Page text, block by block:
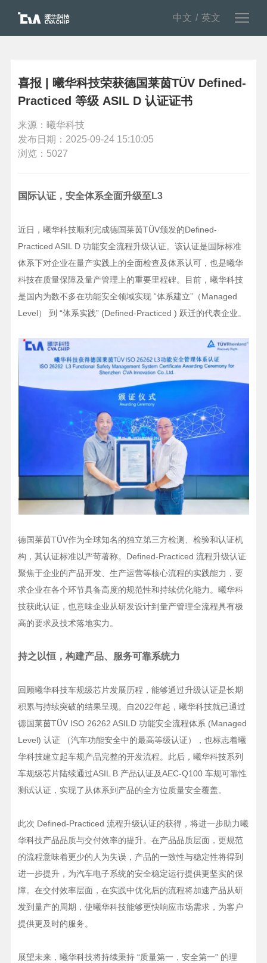
中文 英文
喜报 | 曦华科技荣获德国莱茵TÜV Defined-
Practiced 等级 ASIL D 认证证书
来源：曦华科技
发布日期：2025-09-24 15:10:05
浏览：5027
国际认证，安全体系全面升级至L3
近日，曦华科技顺利完成德国莱茵TÜV颁发的Defined-
Practiced ASIL D 功能安全流程升级认证。该认证是国际标准
体系下对企业在量产实践上的全面检查及体系认可，也是曦华
科技在质量保障及量产管理上的重要里程碑。目前，曦华科技
是国内为数不多在功能安全领域实现 “体系建立”（Managed
Level） 到 “体系实践” (Defined-Practiced ) 跃迁的代表企业。
德国莱茵TÜV作为全球知名的独立第三方检测、检验和认证机
构，其认证标准以严苛著称。Defined-Practiced 流程升级认证
聚焦于企业的产品开发、生产运营等核心流程的实践能力，要
求企业在各个环节具备高度的规范性和持续优化能力。曦华科
技获此认证，也意味企业从研发设计到量产管理全流程具有极
高的要求及技术落地实力。
持之以恒，构建产品、服务可靠系统力
回顾曦华科技车规级芯片发展历程，能够通过升级认证是长期
积累与持续突破的结果呈现。自2022年起，曦华科技就已通过
德国莱茵TÜV ISO 26262 ASILD 功能安全流程体系 (Managed
Level) 认证 （汽车功能安全中的最高等级认证），也标志着曦
华科技建立起车规产品完整的开发流程。此后，曦华科技系列
车规级芯片陆续通过ASIL B 产品认证及AEC-Q100 车规可靠性
测试认证，实现了从体系到产品的全方位质量安全覆盖。
此次 Defined-Practiced 流程升级认证的获得，将进一步助力曦
华科技产品品质与交付效率的提升。在产品品质层面，更规范
的流程意味着更少的人为失误，产品的一致性与稳定性将得到
进一步提升，为汽车电子系统的安全稳定运行提供更坚实的保
障。在交付效率层面，在实践中优化后的流程将加速产品从研
发到量产的周期，使曦华科技能够更快响应市场需求，为客户
提供更及时的服务。
展望未来，曦华科技将持续秉持 “质量第一，安全第一” 的理